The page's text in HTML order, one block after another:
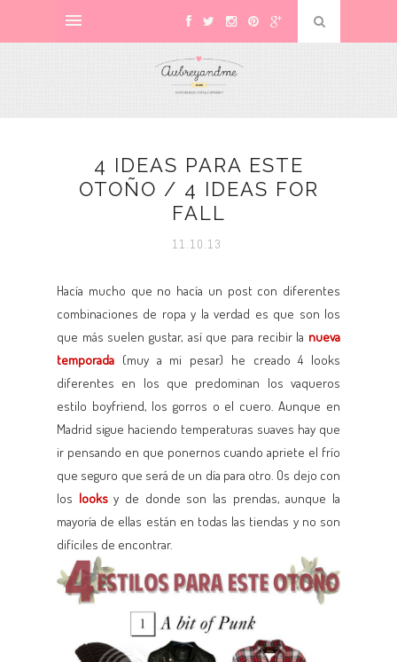
4 IDEAS PARA ESTE
OTOÑO / 4 IDEAS FOR
FALL
11.10.13
Hacía mucho que no hacía un post con diferentes
combinaciones de ropa y la verdad es que son los
que más suelen gustar, así que para recibir la nueva
temporada (muy a mi pesar) he creado 4 looks
diferentes en los que predominan los vaqueros
estilo boyfriend, los gorros o el cuero. Aunque en
Madrid sigue haciendo temperaturas suaves hay que
ir pensando en que ponernos cuando apriete el frío
que seguro que será de un día para otro. Os dejo con
los looksy de donde son las prendas, aunque la
mayoría de ellas están en todas las tiendas y no son
difíciles de encontrar.